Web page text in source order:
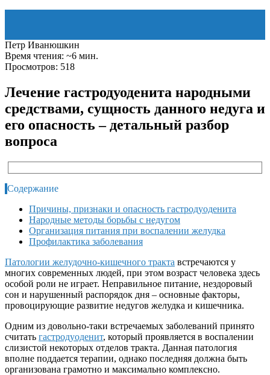
Петр Иванюшкин
Время чтения: ~6 мин.
Просмотров: 518
Лечение гастродуоденита народными
средствами, сущность данного недуга и
его опасность – детальный разбор
вопроса
Содержание
Причины, признаки и опасность гастродуоденита
Народные методы борьбы с недугом
Организация питания при воспалении желудка
Профилактика заболевания
Патологии желудочно-кишечного тракта встречаются у
многих современных людей, при этом возраст человека здесь
особой роли не играет. Неправильное питание, нездоровый
сон и нарушенный распорядок дня – основные факторы,
провоцирующие развитие недугов желудка и кишечника.
Одним из довольно-таки встречаемых заболеваний принято
считать гастродуоденит, который проявляется в воспалении
слизистой некоторых отделов тракта. Данная патология
вполне поддается терапии, однако последняя должна быть
организована грамотно и максимально комплексно.